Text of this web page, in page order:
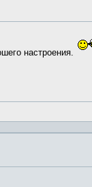
настроения.